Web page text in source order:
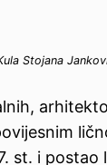
Stojana
st. i postao